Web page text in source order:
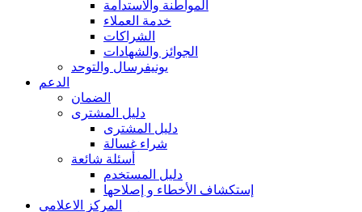
المواطنة والاستدامة
خدمة العملاء
الشراكات
الجوائز والشهادات
يونيفرسال والتوحد
الدعم
الضمان
دليل المشترى
دليل المشترى
شراء غسالة
أسئلة شائعة
دليل المستخدم
إستكشاف الأخطاء و إصلاحها
المركز الاعلامى